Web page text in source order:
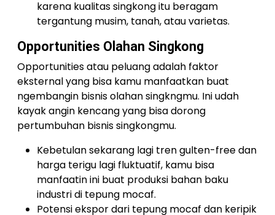
karena kualitas singkong itu beragam
tergantung musim, tanah, atau varietas.
Opportunities Olahan Singkong
Opportunities atau peluang adalah faktor
eksternal yang bisa kamu manfaatkan buat
ngembangin bisnis olahan singkngmu. Ini udah
kayak angin kencang yang bisa dorong
pertumbuhan bisnis singkongmu.
Kebetulan sekarang lagi tren gulten-free dan
harga terigu lagi fluktuatif, kamu bisa
manfaatin ini buat produksi bahan baku
industri di tepung mocaf.
Potensi ekspor dari tepung mocaf dan keripik